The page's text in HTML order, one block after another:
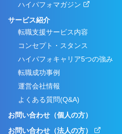
ハイパフォマガジン
サービス紹介
転職支援サービス内容
コンセプト・スタンス
ハイパフォキャリア5つの強み
転職成功事例
運営会社情報
よくある質問(Q&A)
お問い合わせ（個人の方）
お問い合わせ（法人の方）